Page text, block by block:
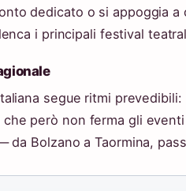
dedicato o si appoggia
i principali festival
segue ritmi
però non ferma gli
Bolzano a Taormina,